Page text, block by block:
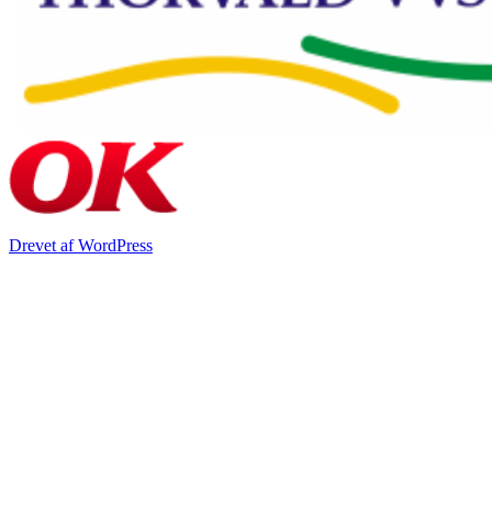
Drevet af WordPress